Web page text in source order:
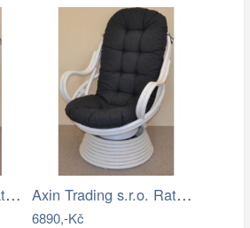
Axin Trading s.r.o. Ratanové houpací… Axin Trading s.r.o. Ratanové houpací…
6890,-Kč